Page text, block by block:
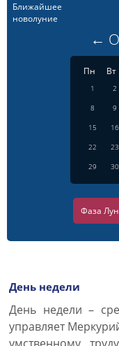
Ближайшее
новолуние
←
Пн Вт
1 2
8
9
15
16
22
23
29
30
Фаза
День недели
День недели –
управляет